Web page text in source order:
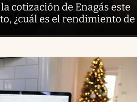
cotización de Enagás este
¿cuál es el rendimiento de